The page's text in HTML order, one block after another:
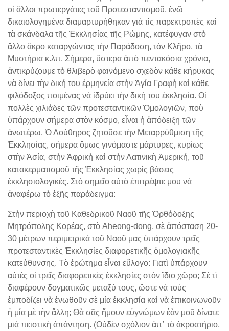
οἱ ἄλλοι πρωτεργάτες τοῦ Προτεσταντισμοῦ, ἐνῶ
δικαιολογημένα διαμαρτυρήθηκαν γιὰ τὶς παρεκτροπὲς καὶ
τὰ σκάνδαλα τῆς Ἐκκλησίας τῆς Ρώμης, κατέφυγαν στὸ
ἄλλο ἄκρο καταργώντας τὴν Παράδοση, τὸν Κλῆρο, τὰ
Μυστήρια κ.λπ. Σήμερα, ὕστερα ἀπὸ πεντακόσια χρόνια,
ἀντικρύζουμε τὸ θλιβερὸ φαινόμενο σχεδὸν κάθε κήρυκας
νὰ δίνει τὴν δική του ἑρμηνεία στὴν Ἁγία Γραφὴ καὶ κάθε
φιλόδοξος ποιμένας νὰ ἱδρύει τὴν δική του ἐκκλησία. Οἱ
πολλὲς χιλιάδες τῶν προτεσταντικῶν Ὁμολογιῶν, ποὺ
ὑπάρχουν σήμερα στὸν κόσμο, εἶναι ἡ ἀπόδειξη τῶν
ἀνωτέρω. Ὁ Λούθηρος ζητοῦσε τὴν Μεταρρύθμιση τῆς
Ἐκκλησίας, σήμερα ὅμως γινόμαστε μάρτυρες, κυρίως
στὴν Ἀσία, στὴν Ἀφρικὴ καὶ στὴν Λατινικὴ Ἀμερική, τοῦ
κατακερματισμοῦ τῆς Ἐκκλησίας χωρὶς βάσεις
ἐκκλησιολογικές. Στὸ σημεῖο αὐτὸ ἐπιτρέψτε μου νὰ
ἀναφέρω τὸ ἑξῆς παράδειγμα:
Στὴν περιοχὴ τοῦ Καθεδρικοῦ Ναοῦ τῆς Ὀρθόδοξης
Μητρόπολης Κορέας, στὸ Aheong-dong, σὲ ἀπόσταση 20-
30 μέτρων περιμετρικὰ τοῦ Ναοῦ μας ὑπάρχουν τρεῖς
προτεσταντικὲς Ἐκκλησίες διαφορετικῆς ὁμολογιακῆς
κατεύθυνσης. Τὸ ἐρώτημα εἶναι εὔλογο: Γιατὶ ὑπάρχουν
αὐτὲς οἱ τρεῖς διαφορετικὲς ἐκκλησίες στὸν ἴδιο χῶρο; Σὲ τὶ
διαφέρουν δογματικῶς μεταξύ τους, ὥστε νὰ τοὺς
ἐμποδίζει νὰ ἑνωθοῦν σὲ μία ἐκκλησία καὶ νὰ ἐπικοινωνοῦν
ἡ μία μὲ τὴν ἄλλη; Θὰ σᾶς ἤμουν εὐγνώμων ἐὰν μοῦ δίνατε
μιὰ πειστικὴ ἀπάντηση. (Οὐδὲν σχόλιον ἀπ᾽ τὸ ἀκροατήριο,